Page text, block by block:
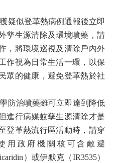
疑似登革熱病例通報後立即
孳生源清除及環境噴藥，請
，將環境巡視及清除戶內外
作視為日常生活一環，以保
眾的健康 ，避免登革熱於社
防治噴藥雖可立即達到降低
進行病媒蚊孳生源清除才是
登革熱流行區活動時，請穿
用政府機關核可含敵避
）或伊默克（IR3535）